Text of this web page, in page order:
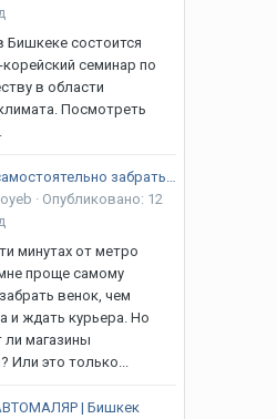
Бишкеке состоится
семинар по
в области
Посмотреть
Можно ли самостоятельно забрать венок?
· Опубликовано: 12
минутах от метро
проще самому
венок, чем
и ждать курьера. Но
магазины
Или это только...
| Бишкек